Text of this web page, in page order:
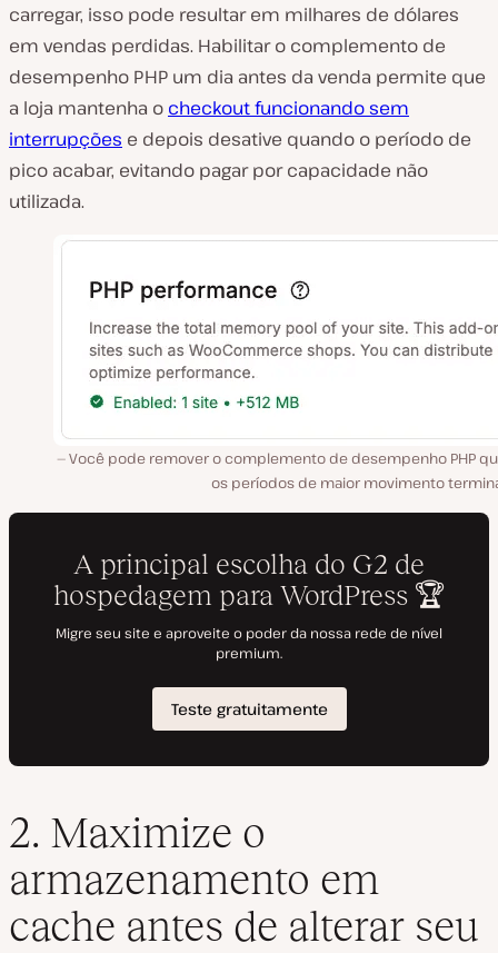
carregar, isso pode resultar em milhares de dólares
em vendas perdidas. Habilitar o complemento de
desempenho PHP um dia antes da venda permite que
a loja mantenha o checkout funcionando sem
interrupções e depois desative quando o período de
pico acabar, evitando pagar por capacidade não
utilizada.
Você pode remover o complemento de desempenho PHP
os períodos de maior movimento
2. Maximize o
armazenamento em
cache antes de alterar seu